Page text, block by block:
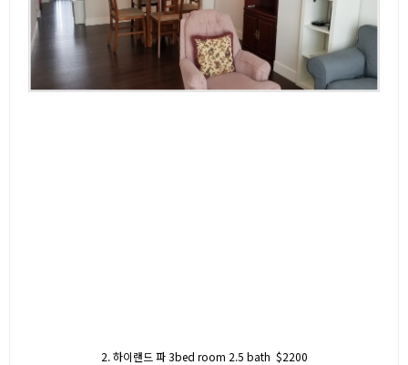
2. 하이랜드 파 3bed room 2.5 bath $2200